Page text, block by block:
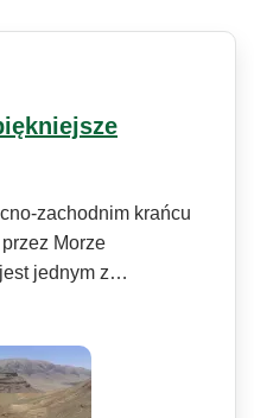
zachodnim krańcu
Morze
jednym z…